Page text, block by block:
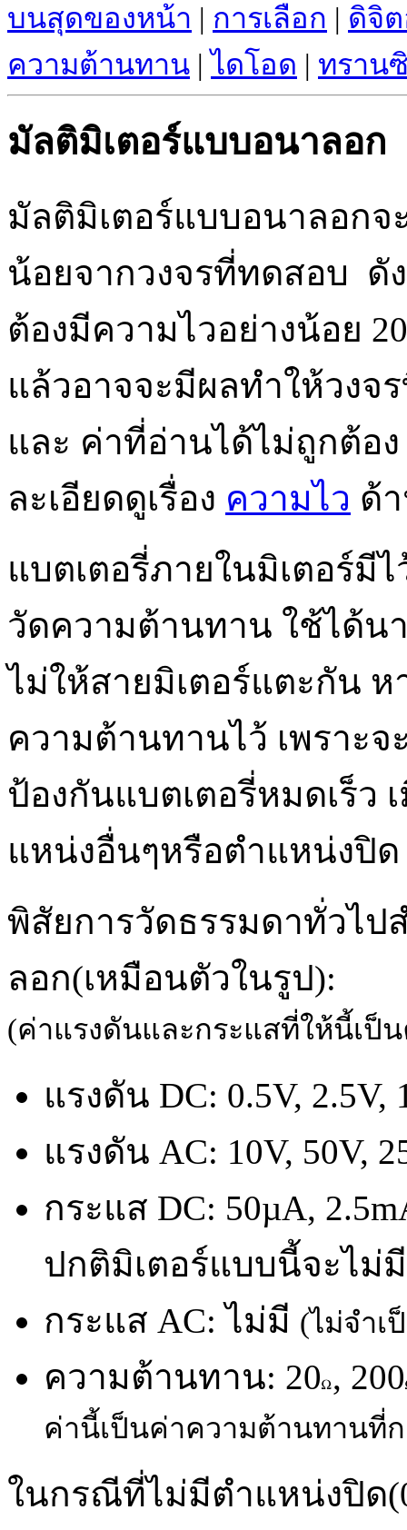
บนสุดของหน้า | การเลือก | ดิจิ
ความต้านทาน |ไดโอด | ทราน
มัลติมิเตอร์แบบอนาลอก
มัลติมิเตอร์แบบอนาลอกจ
น้อยจากวงจรที่ทดสอบ ดั
ต้องมีความไวอย่างน้อย
แล้วอาจจะมีผลทำให้วงจ
และ ค่าที่อ่านได้ไม่ถูกต้อ
ละเอียดดูเรื่อง ความไว ด้
แบตเตอรี่ภายในมิเตอร์มี
วัดความต้านทาน ใช้ได้น
ไม่ให้สายมิเตอร์แตะกัน
ความต้านทานไว้ เพราะ
ป้องกันแบตเตอรี่หมดเร็ว
แหน่งอื่นๆหรือตำแหน่งปิด
พิสัยการวัดธรรมดาทั่วไ
ลอก(เหมือนตัวในรูป):
(ค่าแรงดันและกระแสที่ให้นี้เป็
แรงดัน DC: 0.5V, 2.5V,
แรงดัน AC: 10V, 50V,
กระแส DC: 50µA,
ปกติมิเตอร์แบบนี้จะไม่
กระแส AC: ไม่มี (ไม่จำเ
ความต้านทาน: 20 , 200
ค่านี้เป็นค่าความต้านทานที่
ในกรณีที่ไม่มีตำแหน่งปิด